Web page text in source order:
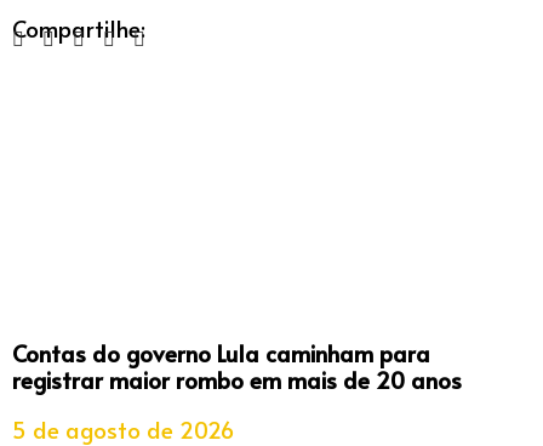
Compartilhe:
Contas do governo Lula caminham para
registrar maior rombo em mais de 20 anos
5 de agosto de 2026